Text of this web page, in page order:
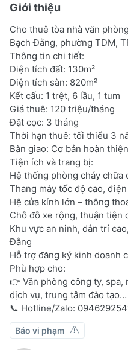
Giới thiệu
Cho thuê tòa nhà văn
Bạch Đằng, phường TDM,
Thông tin chi tiết:
Diện tích đất: 130m²
Diện tích sàn: 820m²
Kết cấu: 1 trệt, 6 lầu, 1 tum
Giá thuê: 120 triệu/tháng
Đặt cọc: 3 tháng
Thời hạn thuê: tối thiểu 3
Bàn giao: Cơ bản hoàn
Tiện ích và trang bị:
Hệ thống phòng cháy chữa
Thang máy tốc độ cao,
Hệ cửa kính lớn – thông
Chỗ đỗ xe rộng, thuận tiện
Khu vực an ninh, dân trí
Đằng
Hỗ trợ đăng ký kinh doanh
Phù hợp cho:
👉 Văn phòng công ty, spa,
dịch vụ, trung tâm đào tạo…
📞 Hotline/Zalo:
Báo vi phạm